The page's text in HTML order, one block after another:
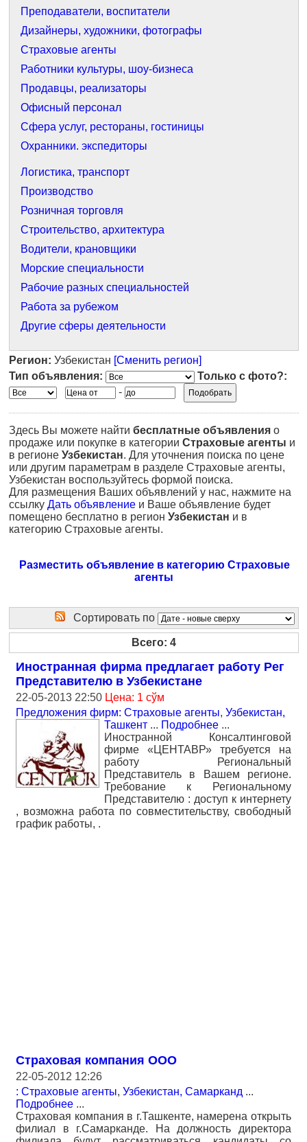
Преподаватели, воспитатели
Дизайнеры, художники, фотографы
Страховые агенты
Работники культуры, шоу-бизнеса
Продавцы, реализаторы
Офисный персонал
Сфера услуг, рестораны, гостиницы
Охранники. экспедиторы
Логистика, транспорт
Производство
Розничная торговля
Строительство, архитектура
Водители, крановщики
Морские специальности
Рабочие разных специальностей
Работа за рубежом
Другие сферы деятельности
Регион: Узбекистан [Сменить регион]
Тип объявления:
Только с фото?:
-
Здесь Вы можете найти бесплатные объявления о
продаже или покупке в категории Страховые агенты и
в регионе Узбекистан. Для уточнения поиска по цене
или другим параметрам в разделе Страховые агенты,
Узбекистан воспользуйтесь формой поиска.
Для размещения Ваших объявлений у нас, нажмите на
ссылку Дать объявление и Ваше объявление будет
помещено бесплатно в регион Узбекистан и в
категорию Страховые агенты.
Разместить объявление в категорию Страховые
агенты
Сортировать по
Всего: 4
Иностранная фирма предлагает работу Рег
Представителю в Узбекистане
22-05-2013 22:50 Цена: 1 сўм
Предложения фирм: Страховые агенты, Узбекистан,
Ташкент ... Подробнее ...
Иностранной Консалтинговой
фирме «ЦЕНТАВР» требуется на
работу Региональный
Представитель в Вашем регионе.
Требование к Региональному
Представителю : доступ к интернету
, возможна работа по совместительству, свободный
график работы, .
Страховая компания ООО
22-05-2012 12:26
: Страховые агенты, Узбекистан, Самарканд ...
Подробнее ...
Страховая компания в г.Ташкенте, намерена открыть
филиал в г.Самарканде. На должность директора